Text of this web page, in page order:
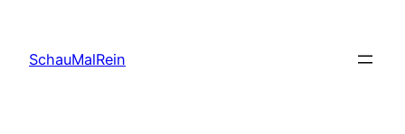
content
SchauMalRein